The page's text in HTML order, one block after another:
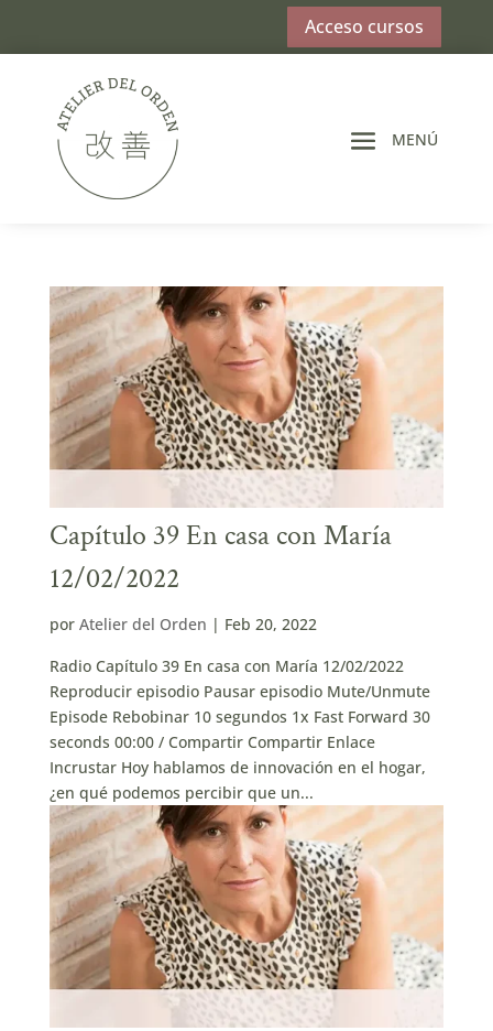
Acceso cursos
Capítulo 39 En casa con María
12/02/2022
por Atelier del Orden | Feb 20, 2022
Radio Capítulo 39 En casa con María 12/02/2022
Reproducir episodio Pausar episodio Mute/Unmute
Episode Rebobinar 10 segundos 1x Fast Forward 30
seconds 00:00 / Compartir Compartir Enlace
Incrustar Hoy hablamos de innovación en el hogar,
¿en qué podemos percibir que un...